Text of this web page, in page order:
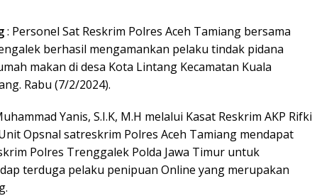
: Personel Sat Reskrim Polres Aceh Tamiang bersama
berhasil mengamankan pelaku tindak pidana
makan di desa Kota Lintang Kecamatan Kuala
Rabu (7/2/2024).
Yanis, S.I.K, M.H melalui Kasat Reskrim AKP Rifki
Opsnal satreskrim Polres Aceh Tamiang mendapat
Polres Trenggalek Polda Jawa Timur untuk
terduga pelaku penipuan Online yang merupakan